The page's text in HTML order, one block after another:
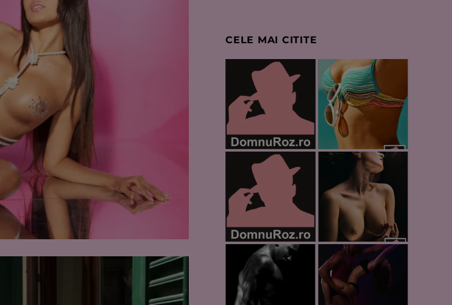
CELE MAI CITITE